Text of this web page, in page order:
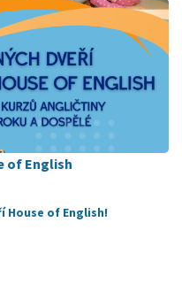
of English
House of English!